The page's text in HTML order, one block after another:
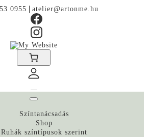
0955 | atelier@artonme.hu
Színtanácsadás
Shop
Ruhák színtípusok szerint